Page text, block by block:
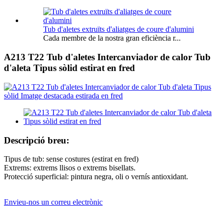
Tub d'aletes extruïts d'aliatges de coure d'alumini
Cada membre de la nostra gran eficiència r...
A213 T22 Tub d'aletes Intercanviador de calor Tub
d'aleta Tipus sòlid estirat en fred
Descripció breu:
Tipus de tub: sense costures (estirat en fred)
Extrems: extrems llisos o extrems bisellats.
Protecció superficial: pintura negra, oli o vernís antioxidant.
Envieu-nos un correu electrònic